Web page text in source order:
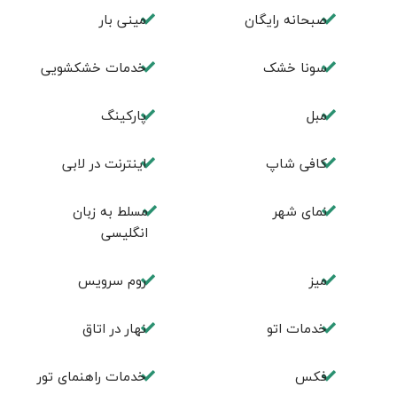
صبحانه رایگان مینی بار
سونا خشک خدمات خشکشویی
مبل پاركينگ
كافی شاپ اينترنت در لابی
نمای شهر
مسلط به زبان
انگليسی
ميز روم سرويس
خدمات اتو نهار در اتاق
فكس خدمات راهنمای تور